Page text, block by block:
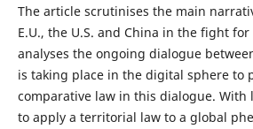
The article scrutinises the main
E.U., the U.S. and China in the fight
analyses the ongoing dialogue
is taking place in the digital sphere to
comparative law in this dialogue. With
to apply a territorial law to a global